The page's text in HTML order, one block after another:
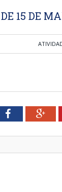
15 DE
Facebook